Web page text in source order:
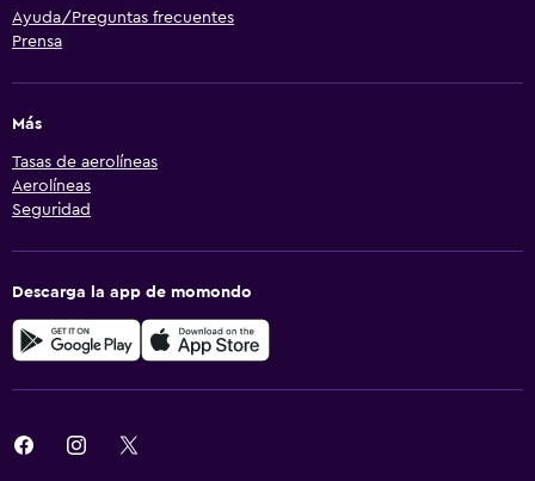
Ayuda/Preguntas frecuentes
Prensa
Más
Tasas de aerolíneas
Aerolíneas
Seguridad
Descarga la app de momondo